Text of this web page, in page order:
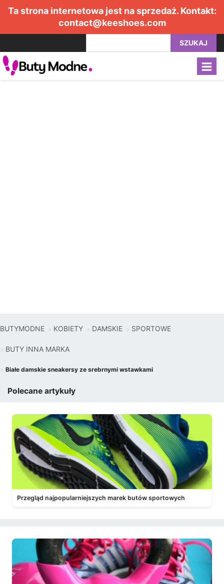
Ta strona internetowa jest na sprzedaż. Kontakt:
contact@keeshoes.com
SZUKAJ
BUTYMODNE KOBIETY DAMSKIE SPORTOWE
BUTY INNA MARKA
Białe damskie sneakersy ze srebrnymi wstawkami
Polecane artykuły
Przegląd najpopularniejszych marek butów sportowych